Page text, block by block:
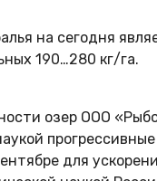
на сегодня
190…280 кг/га.
озер ООО
для